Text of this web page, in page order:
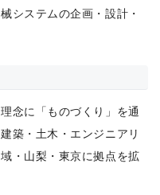
システムの企画・設計・
念に「ものづくり」を通
築・土木・エンジニアリ
・山梨・東京に拠点を拡